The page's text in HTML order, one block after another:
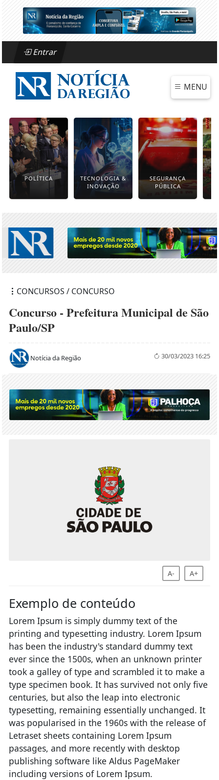
Entrar
MENU
POLÍTICA
TECNOLOGIA &
INOVAÇÃO
SEGURANÇA
PÚBLICA
CONCURSOS / CONCURSO
Concurso - Prefeitura Municipal de São
Paulo/SP
Notícia da Região 30/03/2023 16:25
A- A+
Exemplo de conteúdo
Lorem Ipsum is simply dummy text of the
printing and typesetting industry. Lorem Ipsum
has been the industry's standard dummy text
ever since the 1500s, when an unknown printer
took a galley of type and scrambled it to make a
type specimen book. It has survived not only five
centuries, but also the leap into electronic
typesetting, remaining essentially unchanged. It
was popularised in the 1960s with the release of
Letraset sheets containing Lorem Ipsum
passages, and more recently with desktop
publishing software like Aldus PageMaker
including versions of Lorem Ipsum.